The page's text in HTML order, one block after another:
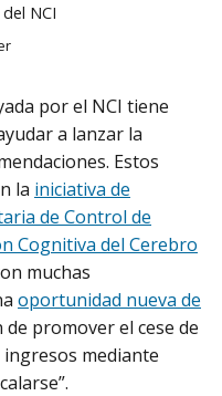
NCI
por el NCI tiene
a lanzar la
Estos
la iniciativa de
de Control de
Cognitiva del Cerebro
muchas
oportunidad nueva de
promover el cese de
mediante